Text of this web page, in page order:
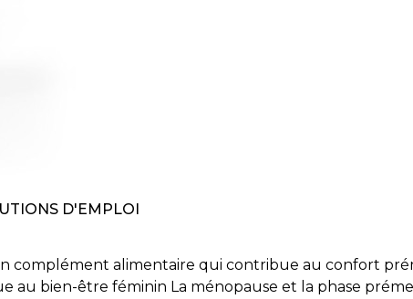
D'EMPLOI
complément alimentaire qui contribue au confort
au bien-être féminin La ménopause et la phase